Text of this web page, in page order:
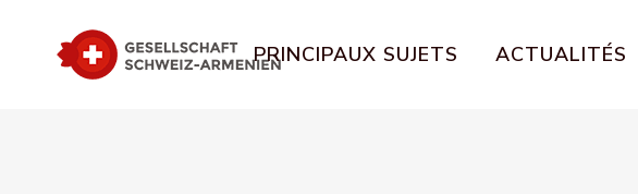
PRINCIPAUX SUJETS ACTUALITÉS